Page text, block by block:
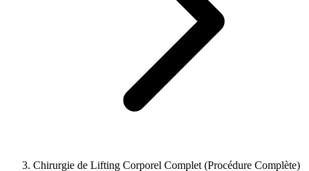
Chirurgie de Lifting Corporel Complet (Procédure Complète)